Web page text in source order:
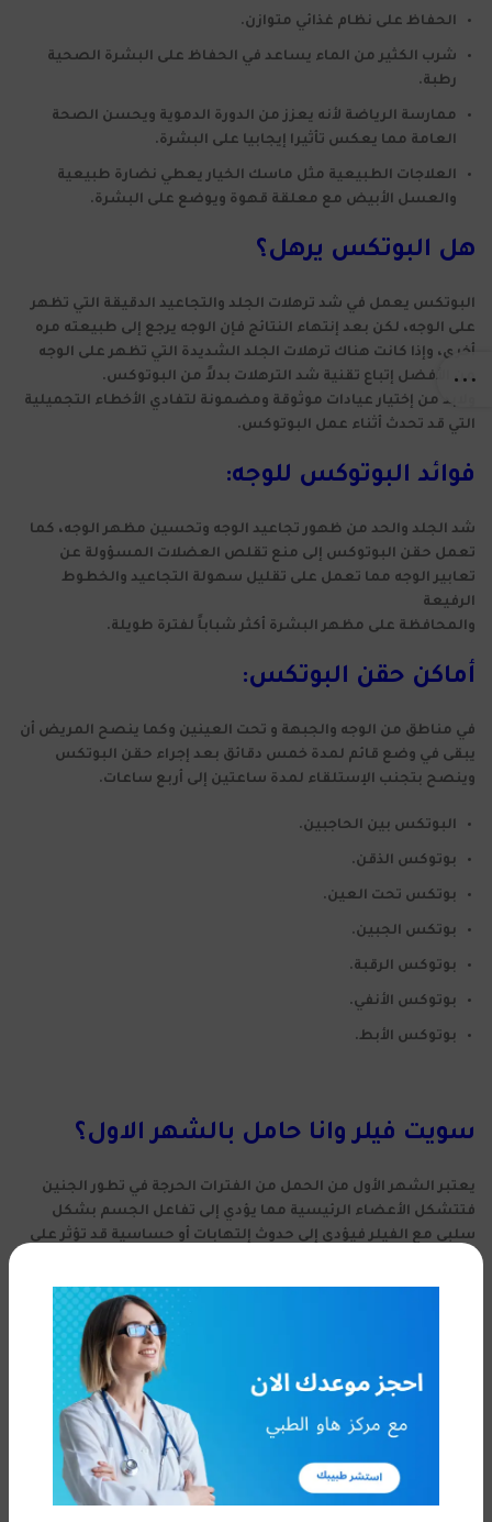
الحفاظ على نظام غذائي متوازن.
شرب الكثير من الماء يساعد في الحفاظ على البشرة الصحية
رطبة.
ممارسة الرياضة لأنه يعزز من الدورة الدموية ويحسن الصحة
العامة مما يعكس تأثيرا إيجابيا على البشرة.
العلاجات الطبيعية مثل ماسك الخيار يعطي نضارة طبيعية
والعسل الأبيض مع معلقة قهوة ويوضع على البشرة.
هل البوتكس يرهل؟
البوتكس يعمل في شد ترهلات الجلد والتجاعيد الدقيقة التي تظهر
على الوجه، لكن بعد إنتهاء النتائج فإن الوجه يرجع إلى طبيعته مره
أخرى، وإذا كانت هناك ترهلات الجلد الشديدة التي تظهر على الوجه
من الأفضل إتباع تقنية شد الترهلات بدلاً من البوتوكس.
ولابد من إختيار عيادات موثوقة ومضمونة لتفادي الأخطاء التجميلية
التي قد تحدث أثناء عمل البوتوكس.
فوائد البوتوكس للوجه:
شد الجلد والحد من ظهور تجاعيد الوجه وتحسين مظهر الوجه، كما
تعمل حقن البوتوكس إلى منع تقلص العضلات المسؤولة عن
تعابير الوجه مما تعمل على تقليل سهولة التجاعيد والخطوط
الرفيعة
والمحافظة على مظهر البشرة أكثر شباباً لفترة طويلة.
أماكن حقن البوتكس:
في مناطق من الوجه والجبهة و تحت العينين وكما ينصح المريض أن
يبقى في وضع قائم لمدة خمس دقائق بعد إجراء حقن البوتكس
وينصح بتجنب الإستلقاء لمدة ساعتين إلى أربع ساعات.
البوتكس بين الحاجبين.
بوتوكس الذقن.
بوتكس تحت العين.
بوتكس الجبين.
بوتوكس الرقبة.
بوتوكس الأنفي.
بوتوكس الأبط.
سويت فيلر وانا حامل بالشهر الاول؟
يعتبر الشهر الأول من الحمل من الفترات الحرجة في تطور الجنين
فتتشكل الأعضاء الرئيسية مما يؤدي إلى تفاعل الجسم بشكل
سلبي مع الفيلر فيؤدي إلى حدوث إلتهابات أو حساسية قد تؤثر على
ولعدم وجود بيانات كافية فإن الآثار المحتملة للفيلر على الجنين
تعليمات بعد حقن البوتكس:
تجنب تدليك المنطقة المحقونة خلال 24 ساعة حتى لا تنتشر مادة
البوتوكس في الجسم.
البقاء على وضع مستقيم لمدة من 3-4 ساعات وعدم الإنحناء أو
الإستلقاء لتجنب تحرك مادة البوتوكس.